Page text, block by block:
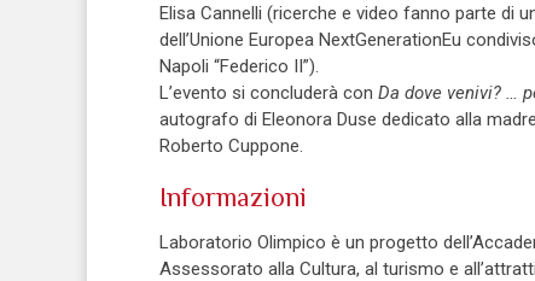
Elisa Cannelli (ricerche e video fanno parte di
dell’Unione Europea NextGenerationEu
Napoli “Federico II”).
L’evento si concluderà con Da dove venivi? …
autografo di Eleonora Duse dedicato alla
Roberto Cuppone.
Informazioni
Laboratorio Olimpico è un progetto
Assessorato alla Cultura, al turismo e